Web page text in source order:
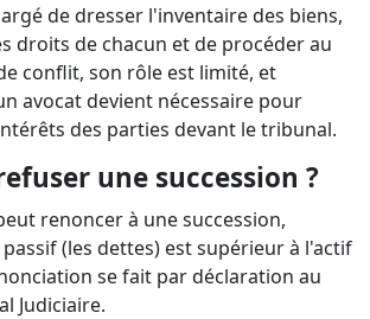
de dresser l'inventaire des biens,
droits de chacun et de procéder au
conflit, son rôle est limité, et
avocat devient nécessaire pour
des parties devant le tribunal.
une succession ?
renoncer à une succession,
(les dettes) est supérieur à l'actif
se fait par déclaration au
Judiciaire.